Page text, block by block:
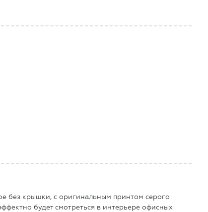
без крышки, с оригинальным принтом серого
будет смотреться в интерьере офисных